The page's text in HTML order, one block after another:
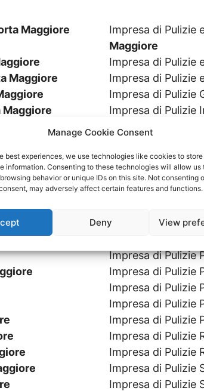
Manage Cookie Consent
best experiences, we use technologies like cookies to
information. Consenting to these technologies will allow us
behavior or unique IDs on this site. Not consenting
may adversely affect certain features and functions.
Deny View
Maggiore
Maggiore
Maggiore
Impresa di Pulizie
Maggiore
Impresa di Pulizie
Impresa di Pulizie
Impresa di Pulizie
Impresa di Pulizie
Impresa di Pulizie
Impresa di Pulizie
Impresa di Pulizie
Impresa di Pulizie
Impresa di Pulizie
Impresa di Pulizie
Impresa di Pulizie
Impresa di Pulizie
Impresa di Pulizie
Impresa di Pulizie
Impresa di Pulizie
Impresa di Pulizie
Impresa di Pulizie
Impresa di Pulizie
Impresa di Pulizie
Impresa di Pulizie